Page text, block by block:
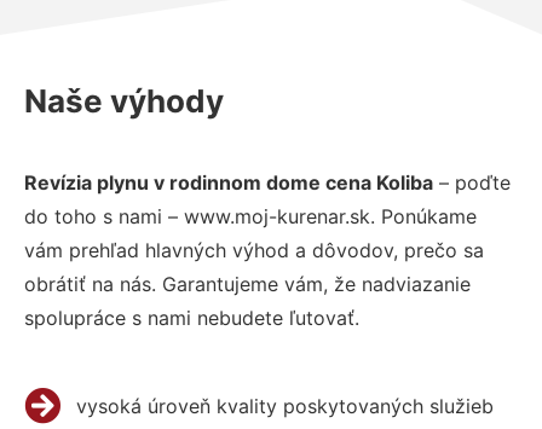
Naše výhody
Revízia plynu v rodinnom dome cena Koliba – poďte
do toho s nami – www.moj-kurenar.sk. Ponúkame
vám prehľad hlavných výhod a dôvodov, prečo sa
obrátiť na nás. Garantujeme vám, že nadviazanie
spolupráce s nami nebudete ľutovať.
vysoká úroveň kvality poskytovaných služieb